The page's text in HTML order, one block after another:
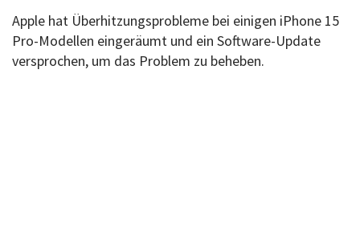
Apple hat Überhitzungsprobleme bei einigen iPhone 15
Pro-Modellen eingeräumt und ein Software-Update
versprochen, um das Problem zu beheben.